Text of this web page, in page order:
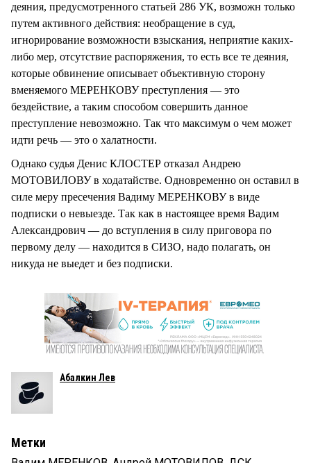
деяния, предусмотренного статьей 286 УК, возможн только
путем активного действия: необращение в суд,
игнорирование возможности взыскания, неприятие каких-
либо мер, отсутствие распоряжения, то есть все те деяния,
которые обвинение описывает объективную сторону
вменяемого МЕРЕНКОВУ преступления — это
бездействие, а таким способом совершить данное
преступление невозможно. Так что максимум о чем может
идти речь — это о халатности.
Однако судья Денис КЛОСТЕР отказал Андрею
МОТОВИЛОВУ в ходатайстве. Одновременно он оставил в
силе меру пресечения Вадиму МЕРЕНКОВУ в виде
подписки о невыезде. Так как в настоящее время Вадим
Александрович — до вступления в силу приговора по
первому делу — находится в СИЗО, надо полагать, он
никуда не выедет и без подписки.
Абалкин Лев
Метки